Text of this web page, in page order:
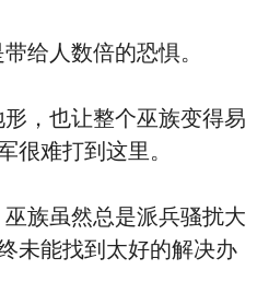
人数倍的恐惧。
也让整个巫族变得易
很难打到这里。
虽然总是派兵骚扰大
未能找到太好的解决办